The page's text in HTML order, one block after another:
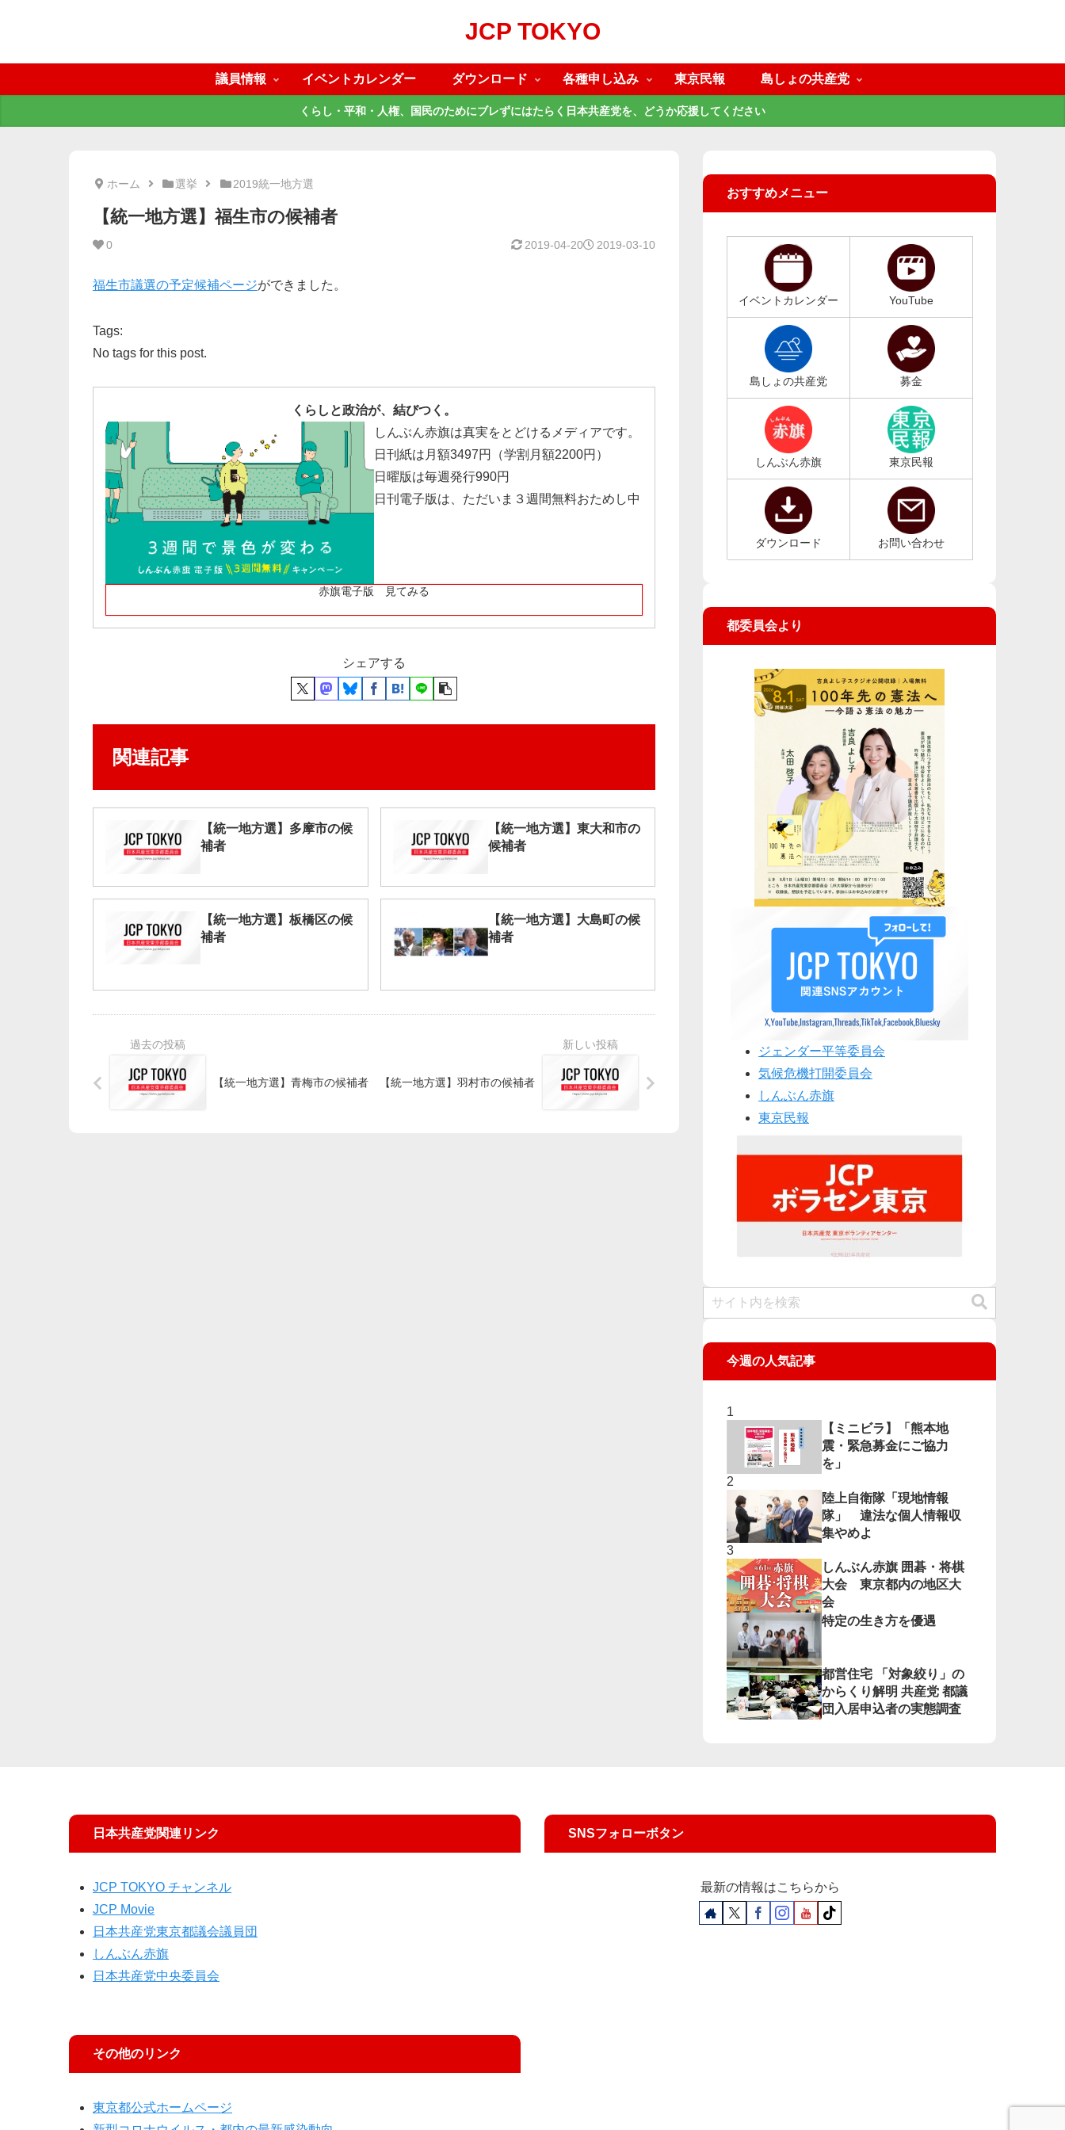
JCP TOKYO
議員情報 イベントカレンダー ダウンロード 各種申し込み 東京民報 島しょの共産党
くらし・平和・人権、国民のためにブレずにはたらく日本共産党を、どうか応援してください
ホーム 選挙 2019統一地方選
【統一地方選】福生市の候補者
0 2019-03-10
2019-04-20
福生市議選の予定候補ページができました。
Tags:
No tags for this post.
くらしと政治が、結びつく。
しんぶん赤旗は真実をとどけるメディアです。
日刊紙は月額3497円（学割月額2200円）
日曜版は毎週発行990円
日刊電子版は、ただいま３週間無料おためし中
赤旗電子版 見てみる
シェアする
関連記事
【統一地方選】多摩市の候
補者
【統一地方選】東大和市の
候補者
【統一地方選】板橋区の候
補者
【統一地方選】大島町の候
補者
【統一地方選】青梅市の候補者 【統一地方選】羽村市の候補者
おすすめメニュー
イベントカレンダー YouTube
島しょの共産党 募金
しんぶん赤旗 東京民報
ダウンロード お問い合わせ
都委員会より
ジェンダー平等委員会
気候危機打開委員会
しんぶん赤旗
東京民報
今週の人気記事
【ミニビラ】「熊本地
震・緊急募金にご協力
を」
陸上自衛隊「現地情報
隊」 違法な個人情報収
集やめよ
しんぶん赤旗 囲碁・将棋
大会 東京都内の地区大
会
特定の生き方を優遇
都営住宅 「対象絞り」の
からくり解明 共産党 都議
団入居申込者の実態調査
日本共産党関連リンク
JCP TOKYO チャンネル
JCP Movie
日本共産党東京都議会議員団
しんぶん赤旗
日本共産党中央委員会
その他のリンク
東京都公式ホームページ
SNSフォローボタン
最新の情報はこちらから